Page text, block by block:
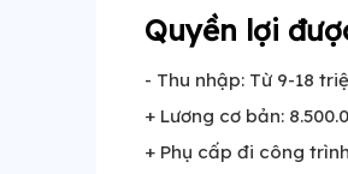
Quyền lợi
- Thu nhập: Từ 9-18
+ Lương cơ bản:
+ Phụ cấp đi công